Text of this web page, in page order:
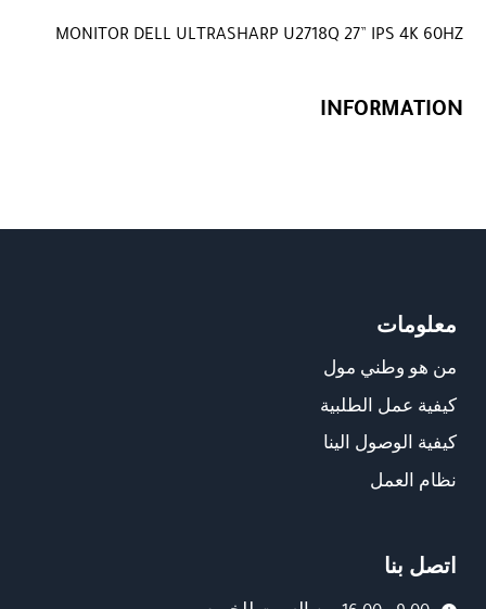
MONITOR DELL ULTRASHARP U2718Q 27” IPS 4K 60HZ
INFORMATION
معلومات
من هو وطني مول
كيفية عمل الطلبية
كيفية الوصول الينا
نظام العمل
اتصل بنا